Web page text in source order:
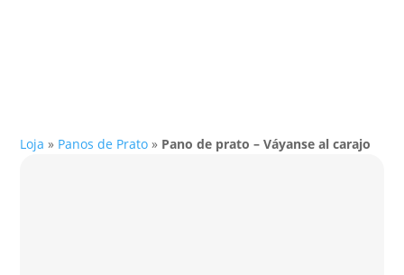
Loja » Panos de Prato » Pano de prato – Váyanse al carajo